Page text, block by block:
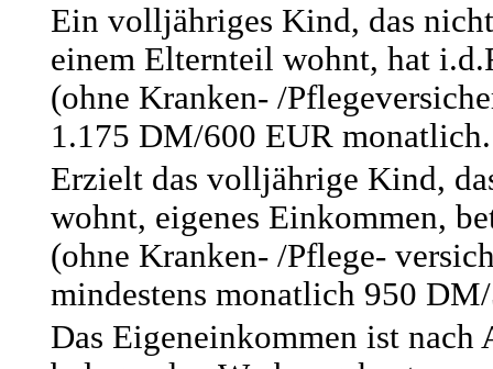
Ein volljähriges Kind, das
einem Elternteil wohnt, hat
(ohne Kranken- /
1.175 DM/600 EUR monatlich.
Erzielt das volljährige Kind,
wohnt, eigenes Einkommen,
(ohne Kranken- /Pflege-
mindestens monatlich 950
Das Eigeneinkommen ist nach